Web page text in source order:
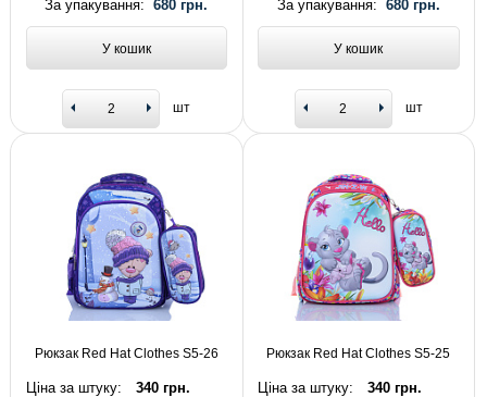
За упакування:680 грн.
У кошик
шт
За упакування: 680 грн.
У кошик
шт
Рюкзак Red Hat Clothes S5-26
Ціна за штуку: 340 грн.
Рюкзак Red Hat Clothes S5-25
Ціна за штуку: 340 грн.